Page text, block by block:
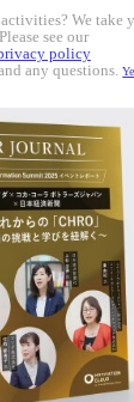
We take
Please see our
policy
any questions.